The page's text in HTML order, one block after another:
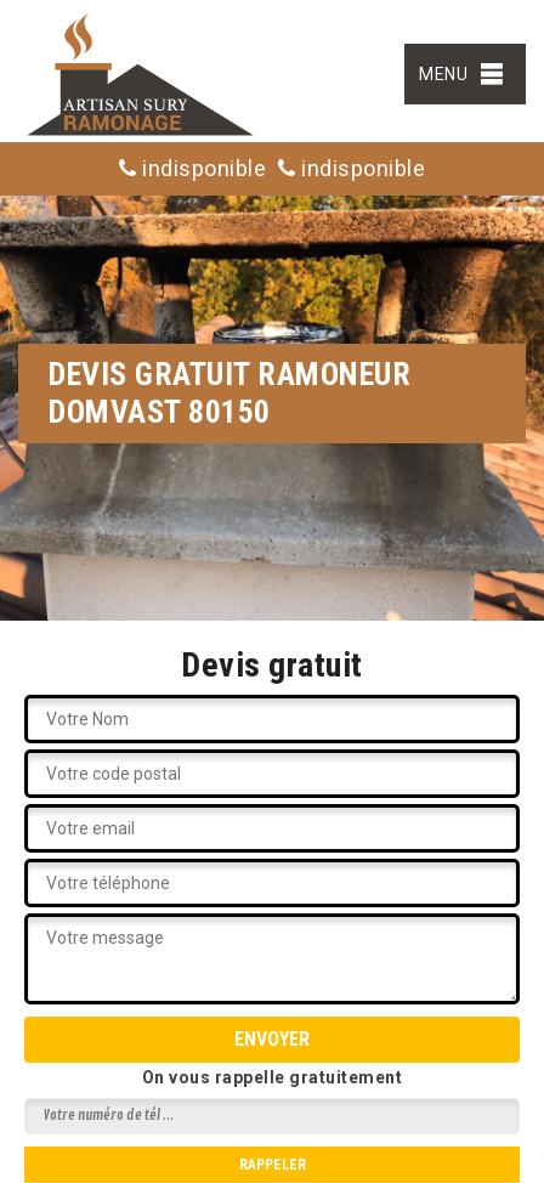
MENU
indisponible indisponible
DEVIS GRATUIT RAMONEUR
DOMVAST 80150
Devis gratuit
On vous rappelle gratuitement